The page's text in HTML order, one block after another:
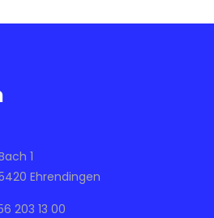
1
Ehrendingen
203 13 00